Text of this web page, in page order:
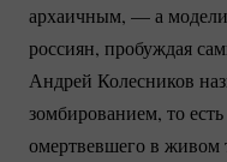
архаичным, — а
россиян, пробуждая
Андрей Колесников
зомбированием, то
омертвевшего в живом